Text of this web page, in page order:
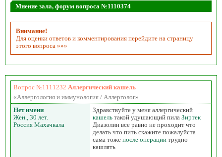
Мнение зала, форум вопроса №1110374
Внимание!
Для оценки ответов и комментирования перейдите на страницу
этого вопроса »»»
Вопрос №1111232 Аллергический кашель
«Аллергология и иммунология / Аллерголог»
Нет имени
Жен., 30 лет.
Россия Махачкала
Здравствуйте у меня аллергический
кашель такой удушающий пила Зиртек
Диазолин все равно не проходит что
делать что пить скажите пожалуйста
сама тоже после операции трудно
кашлять